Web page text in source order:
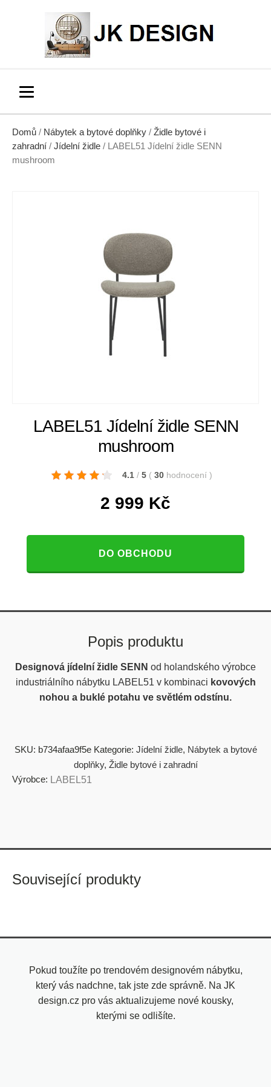
Domů / Nábytek a bytové doplňky / Židle bytové i
zahradní / Jídelní židle / LABEL51 Jídelní židle SENN
mushroom
LABEL51 Jídelní židle SENN
mushroom
4.1 / 5 ( 30 hodnocení )
2 999 Kč
DO OBCHODU
Popis produktu
Designová jídelní židle SENN od holandského výrobce
industriálního nábytku LABEL51 v kombinaci kovových
nohou a buklé potahu ve světlém odstínu.
SKU: b734afaa9f5e Kategorie: Jídelní židle, Nábytek a bytové
doplňky, Židle bytové i zahradní
Výrobce: LABEL51
Související produkty
Pokud toužíte po trendovém designovém nábytku,
který vás nadchne, tak jste zde správně. Na JK
design.cz pro vás aktualizujeme nové kousky,
kterými se odlišíte.